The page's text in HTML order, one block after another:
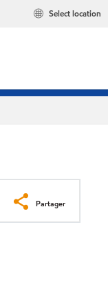
Select location
Partager